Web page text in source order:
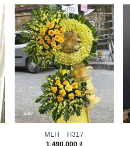
MLH – H317
1.490.000 ₫